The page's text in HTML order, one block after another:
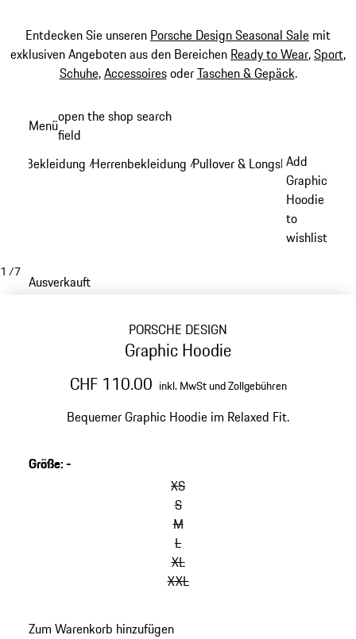
Entdecken Sie unseren Porsche Design Seasonal Sale mit
exklusiven Angeboten aus den Bereichen Ready to Wear,Sport,
Schuhe,AccessoiresoderTaschen & Gepäck.
Hauptinhalt
Menüopen the shop search
field
Bekleidung /Herrenbekleidung /Pullover & Longsleeves
Add
Graphic
Hoodie
to
wishlist
1 /7
Ausverkauft
PORSCHE DESIGN
Graphic Hoodie
CHF 110.00 inkl. MwSt und Zollgebühren
Bequemer Graphic Hoodie im Relaxed Fit.
Größe:-
XS
S
M
L
XL
XXL
Zum Warenkorb hinzufügen